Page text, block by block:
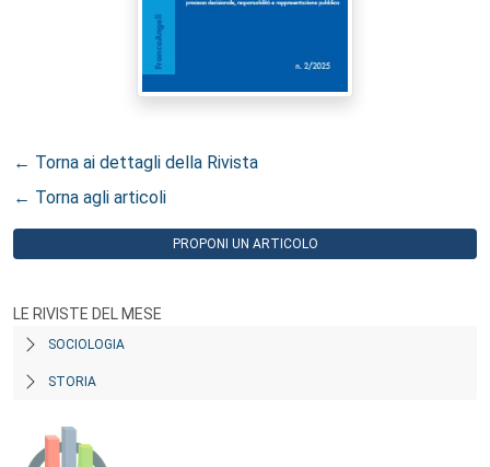
← Torna ai dettagli della Rivista
← Torna agli articoli
PROPONI UN ARTICOLO
LE RIVISTE DEL MESE
SOCIOLOGIA
STORIA